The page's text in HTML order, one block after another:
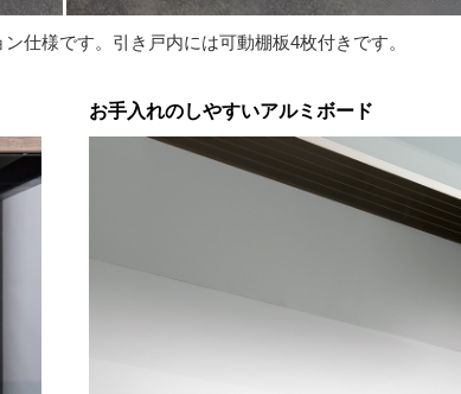
仕様です。引き戸内には可動棚板4枚付きです。
お手入れのしやすいアルミボード